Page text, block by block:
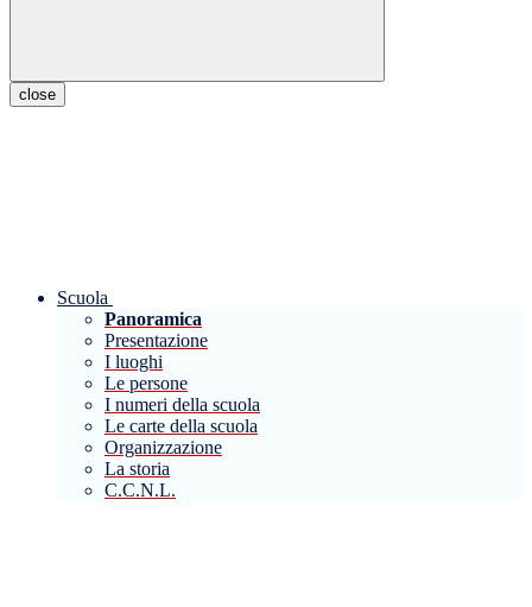
close
Scuola
Panoramica
Presentazione
I luoghi
Le persone
I numeri della scuola
Le carte della scuola
Organizzazione
La storia
C.C.N.L.